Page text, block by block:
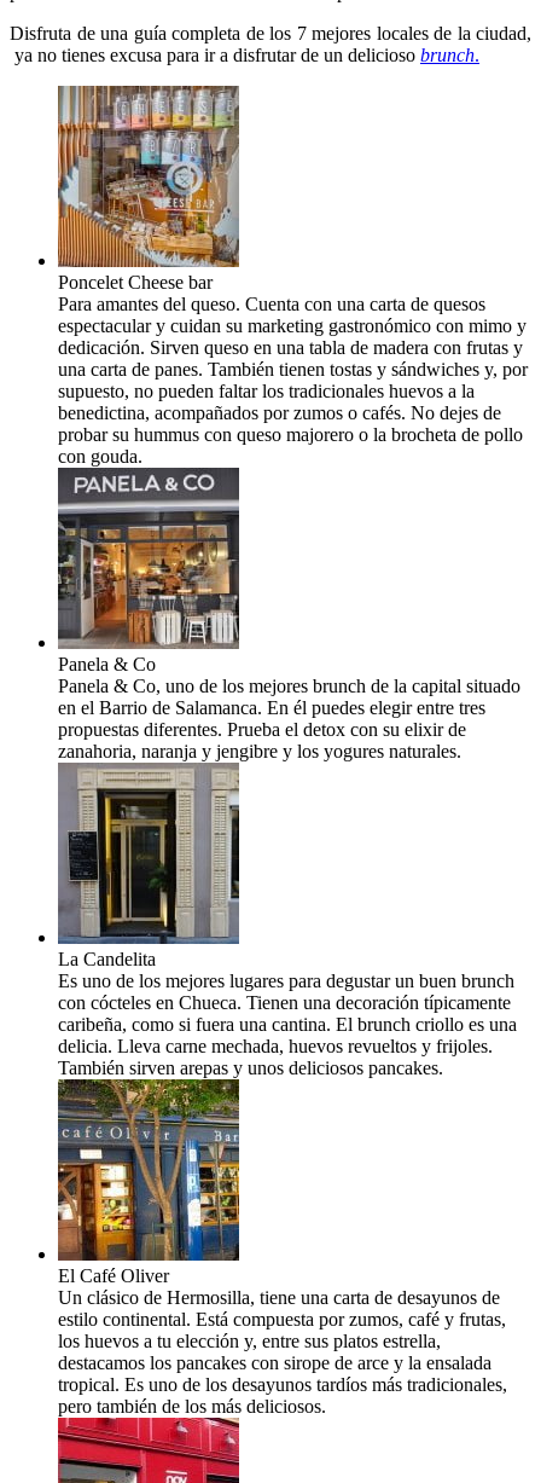
Disfruta de una guía completa de los 7 mejores locales de la ciudad,
ya no tienes excusa para ir a disfrutar de un delicioso brunch.
Poncelet Cheese bar
Para amantes del queso. Cuenta con una carta de quesos
espectacular y cuidan su marketing gastronómico con mimo y
dedicación. Sirven queso en una tabla de madera con frutas y
una carta de panes. También tienen tostas y sándwiches y, por
supuesto, no pueden faltar los tradicionales huevos a la
benedictina, acompañados por zumos o cafés. No dejes de
probar su hummus con queso majorero o la brocheta de pollo
con gouda.
Panela & Co
Panela & Co, uno de los mejores brunch de la capital situado
en el Barrio de Salamanca. En él puedes elegir entre tres
propuestas diferentes. Prueba el detox con su elixir de
zanahoria, naranja y jengibre y los yogures naturales.
La Candelita
Es uno de los mejores lugares para degustar un buen brunch
con cócteles en Chueca. Tienen una decoración típicamente
caribeña, como si fuera una cantina. El brunch criollo es una
delicia. Lleva carne mechada, huevos revueltos y frijoles.
También sirven arepas y unos deliciosos pancakes.
El Café Oliver
Un clásico de Hermosilla, tiene una carta de desayunos de
estilo continental. Está compuesta por zumos, café y frutas,
los huevos a tu elección y, entre sus platos estrella,
destacamos los pancakes con sirope de arce y la ensalada
tropical. Es uno de los desayunos tardíos más tradicionales,
pero también de los más deliciosos.